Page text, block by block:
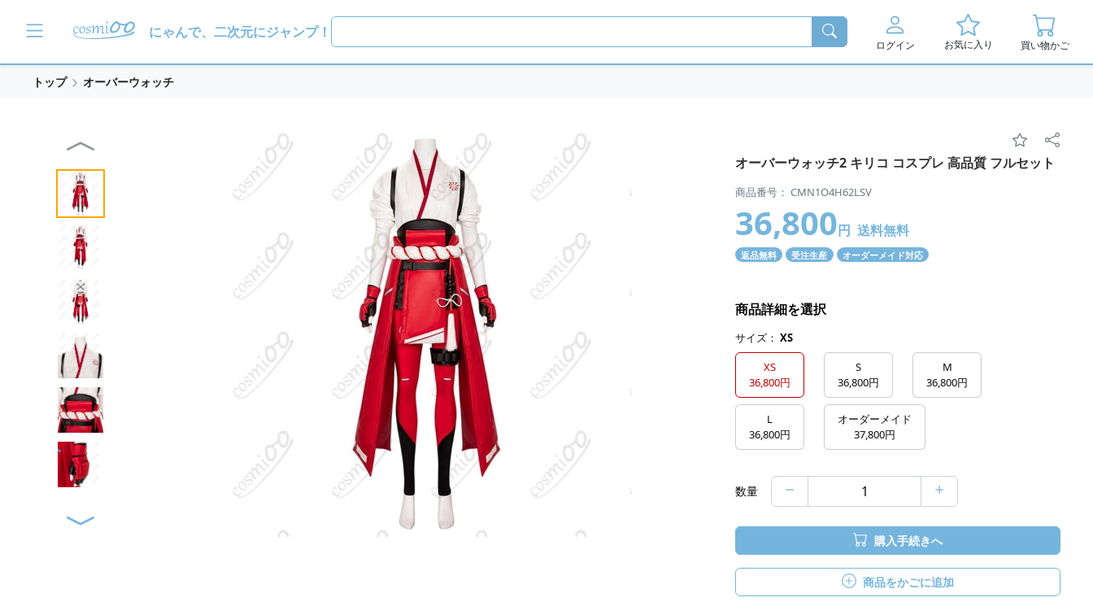
にゃんで、二次元にジャンプ！
ログイン お気に入り 買い物かご
トップ オーバーウォッチ
オーバーウォッチ2 キリコ コスプレ 高品質 フルセット
商品番号： CMN1O4H62LSV
36,800円 送料無料
返品無料 受注生産 オーダーメイド対応
商品詳細を選択
サイズ： XS
XS
36,800円
S
36,800円
M
36,800円
L
36,800円
オーダーメイド
37,800円
数量
購入手続きへ
商品をかごに追加